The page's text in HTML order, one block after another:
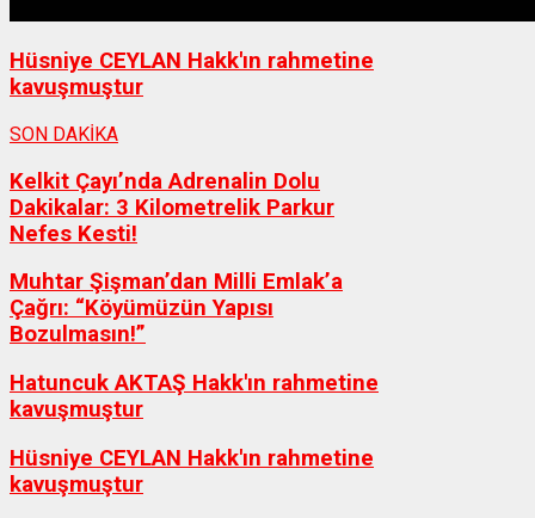
Hüsniye CEYLAN Hakk'ın rahmetine
kavuşmuştur
SON DAKİKA
Kelkit Çayı’nda Adrenalin Dolu
Dakikalar: 3 Kilometrelik Parkur
Nefes Kesti!
Muhtar Şişman’dan Milli Emlak’a
Çağrı: “Köyümüzün Yapısı
Bozulmasın!”
Hatuncuk AKTAŞ Hakk'ın rahmetine
kavuşmuştur
Hüsniye CEYLAN Hakk'ın rahmetine
kavuşmuştur